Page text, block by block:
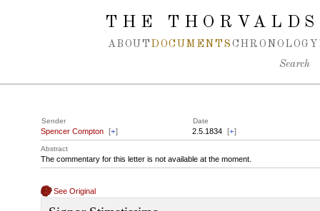
Spring navigation over
THE
ABOUT DOCUMENTS CHRONOLOGY
Search
Sender Date
Spencer Compton [+] 2.5.1834 [+]
Abstract
The commentary for this letter is not available at the moment.
See Original